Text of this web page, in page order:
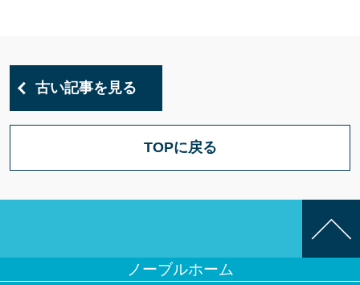
古い記事を見る
TOPに戻る
ノーブルホーム